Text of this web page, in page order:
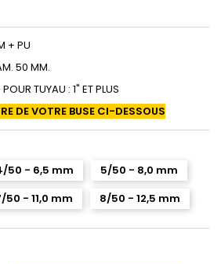
+ PU
50 MM.
TUYAU : 1" ET PLUS
DE VOTRE BUSE CI-DESSOUS
50 - 6,5 mm
5/50 - 8,0 mm
50 - 11,0 mm 8/50 - 12,5 mm